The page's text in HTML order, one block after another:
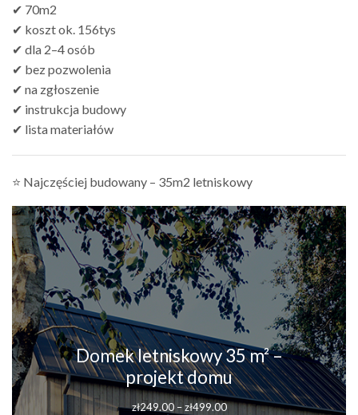
✔ 70m2
✔ koszt ok. 156tys
✔ dla 2–4 osób
✔ bez pozwolenia
✔ na zgłoszenie
✔ instrukcja budowy
✔ lista materiałów
⭐ Najczęściej budowany – 35m2 letniskowy
Domek letniskowy 35 m² –
projekt domu
zł249.00 – zł499.00Zakres